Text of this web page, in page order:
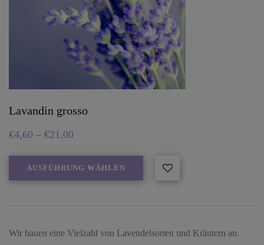
Lavandin grosso
€4,60 – €21,00
AUSFÜHRUNG WÄHLEN
Wir bauen eine Vielzahl von Lavendelsorten und Kräutern an.